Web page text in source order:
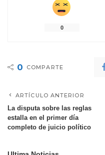
0
0 COMPARTE
ARTÍCULO ANTERIOR
La disputa sobre las reglas
estalla en el primer día
completo de juicio político